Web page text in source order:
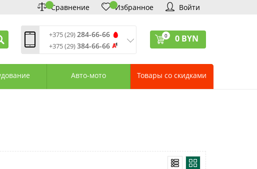
Сравнение Избранное Войти
+375 (29)284-66-66
+375 (29)384-66-66
Сб: 10:00—18:00
Контактная информация
0 0 BYN
Авто-мото Товары со скидками